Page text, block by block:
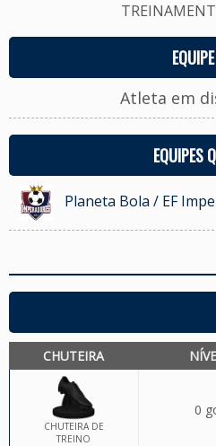
Atleta em
EQUIPES
Planeta Bola / EF
CHUTEIRA
CHUTEIRA DE
TREINO
0